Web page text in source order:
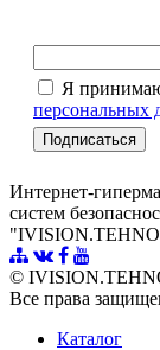
Я
персональных
Интернет-
систем
©
Все права
Каталог